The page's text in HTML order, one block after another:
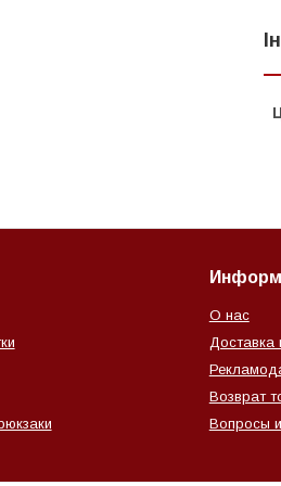
О нас
Доставка
Возврат
Вопросы